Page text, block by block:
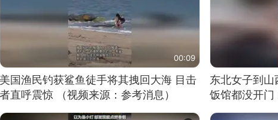
00:09
美国渔民钓获鲨鱼徒手将其拽回大海 目击
者直呼震惊 （视频来源：参考消息）
东北女子到
饭馆都没开门